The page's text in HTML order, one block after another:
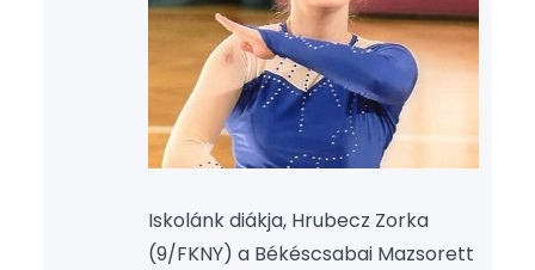
Iskolánk diákja, Hrubecz Zorka
(9/FKNY) a Békéscsabai Mazsorett